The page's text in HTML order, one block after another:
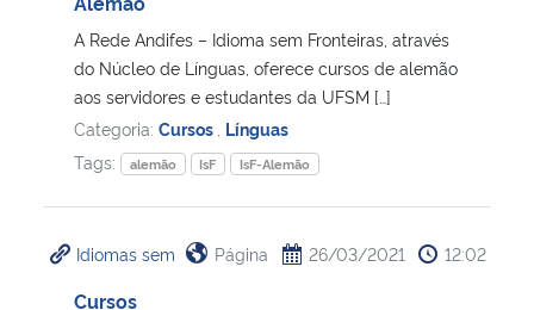
A Rede Andifes – Idioma sem Fronteiras, através
do Núcleo de Línguas, oferece cursos de alemão
aos servidores e estudantes da UFSM […]
Categoria: Cursos Línguas
Tags:
alemão IsF IsF-Alemão
Idiomas sem Página 26/03/2021 12:02
Cursos